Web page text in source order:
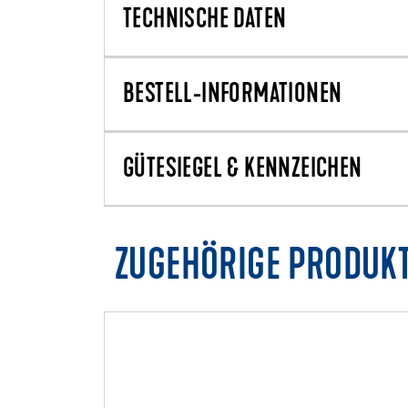
TECHNISCHE DATEN
BESTELL-INFORMATIONEN
GÜTESIEGEL & KENNZEICHEN
ZUGEHÖRIGE